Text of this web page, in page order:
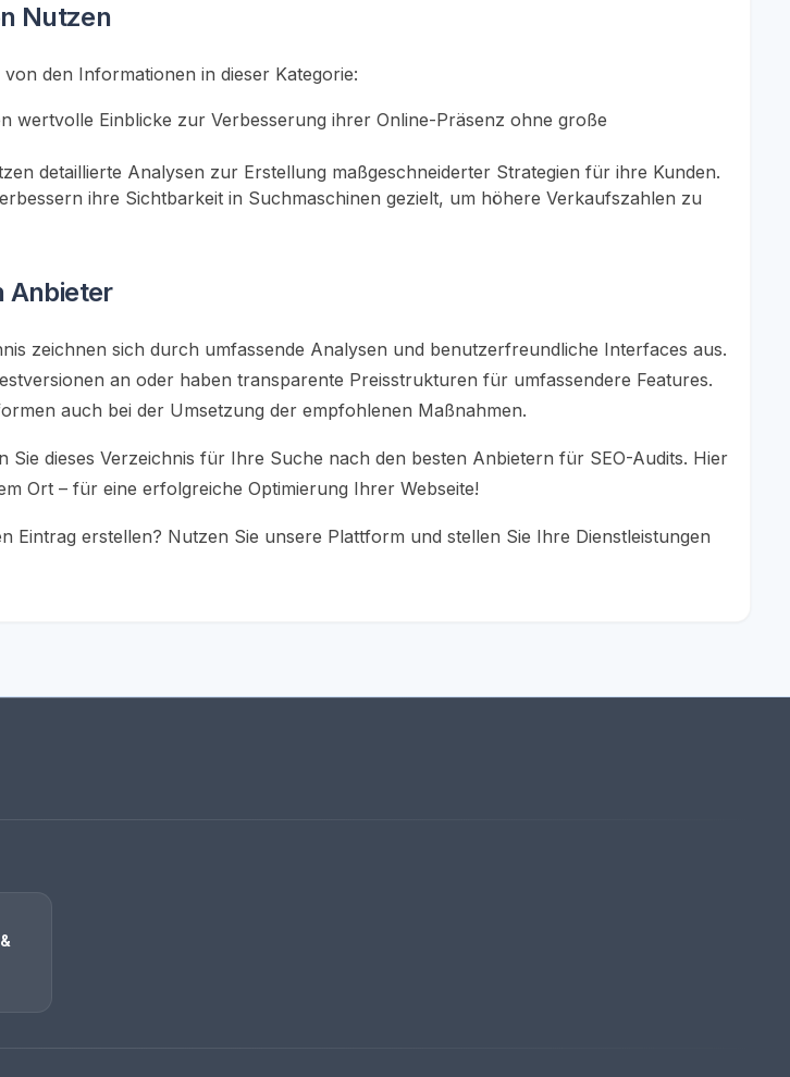
Nutzen
den Informationen in dieser Kategorie:
wertvolle Einblicke zur Verbesserung ihrer Online-Präsenz ohne große
detaillierte Analysen zur Erstellung maßgeschneiderter Strategien für ihre Kunden.
ihre Sichtbarkeit in Suchmaschinen gezielt, um höhere Verkaufszahlen zu
Anbieter
zeichnen sich durch umfassende Analysen und benutzerfreundliche Interfaces aus.
an oder haben transparente Preisstrukturen für umfassendere Features.
auch bei der Umsetzung der empfohlenen Maßnahmen.
Sie dieses Verzeichnis für Ihre Suche nach den besten Anbietern für SEO-Audits. Hier
Ort – für eine erfolgreiche Optimierung Ihrer Webseite!
Eintrag erstellen? Nutzen Sie unsere Plattform und stellen Sie Ihre Dienstleistungen